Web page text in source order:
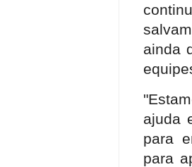
ainda
ajuda
para
para